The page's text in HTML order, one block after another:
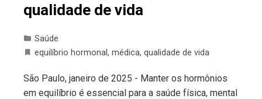
qualidade de vida
Saúde
equilíbrio hormonal, médica, qualidade de vida
São Paulo, janeiro de 2025 - Manter os hormônios
em equilíbrio é essencial para a saúde física, mental